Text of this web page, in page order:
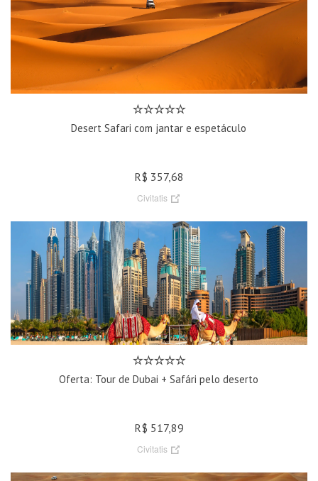
Desert Safari com jantar e espetáculo
R$ 357,68
Civitatis
Oferta: Tour de Dubai + Safári pelo deserto
R$ 517,89
Civitatis